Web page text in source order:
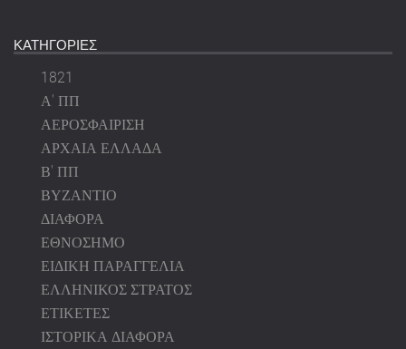
ΚΑΤΗΓΟΡΙΕΣ
1821
Α' ΠΠ
ΑΕΡΟΣΦΑΙΡΙΣΗ
ΑΡΧΑΙΑ ΕΛΛΑΔΑ
Β' ΠΠ
ΒΥΖΑΝΤΙΟ
ΔΙΑΦΟΡΑ
ΕΘΝΟΣΗΜΟ
ΕΙΔΙΚΗ ΠΑΡΑΓΓΕΛΙΑ
ΕΛΛΗΝΙΚΟΣ ΣΤΡΑΤΟΣ
ΕΤΙΚΕΤΕΣ
ΙΣΤΟΡΙΚΑ ΔΙΑΦΟΡΑ